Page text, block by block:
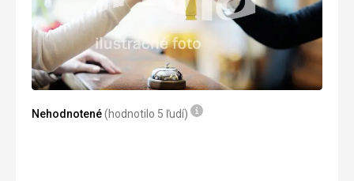
Nehodnotené(hodnotilo 5 ľudí)